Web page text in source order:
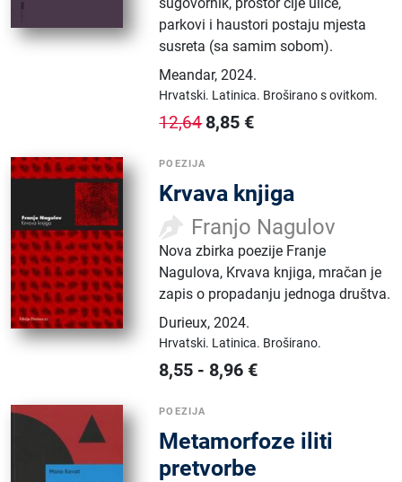
parkovi i haustori postaju mjesta
susreta (sa samim sobom).
Meandar,2024.
Hrvatski. Latinica. Broširano s ovitkom.
12,64 8,85 €
POEZIJA
Krvava knjiga
Franjo Nagulov
Nova zbirka poezije Franje
Nagulova, Krvava knjiga, mračan je
zapis o propadanju jednoga društva.
Durieux,2024.
Hrvatski. Latinica. Broširano.
8,55 - 8,96 €
POEZIJA
Metamorfoze iliti
pretvorbe